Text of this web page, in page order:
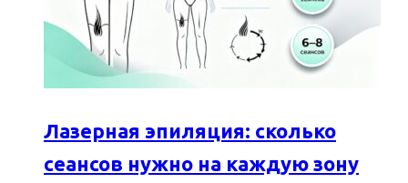
Лазерная эпиляция: сколько
сеансов нужно на каждую зону